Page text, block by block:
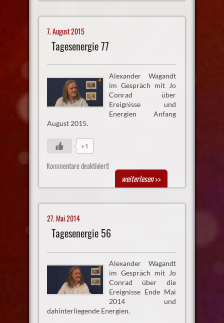
7. August 2015
Tagesenergie 77
Alexander Wagandt
im Gespräch mit Jo
Conrad über
Ereignisse und
Energien Anfang
August 2015.
+1
Kommentare deaktiviert!
weiterlesen>>
27. Mai 2014
Tagesenergie 56
Alexander Wagandt
im Gespräch mit Jo
Conrad über die
Ereignisse Ende Mai
2014 und
dahinterliegende Energien.